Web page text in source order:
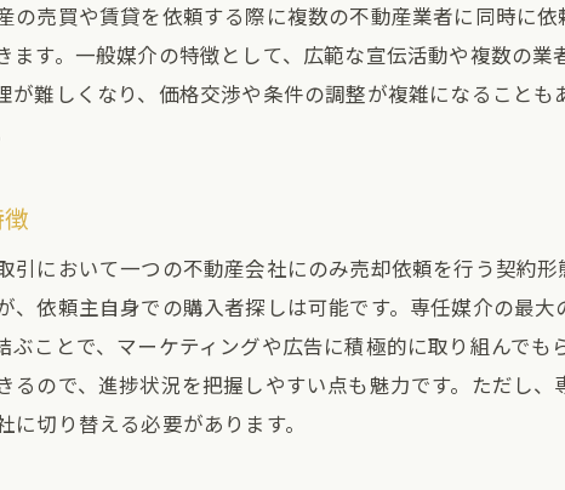
専任媒介契約のメリットとデメリ
名古屋市の市場特性を踏まえた媒
複数のエージェントとの連携メリ
成功する不動産取引のための計画
名古屋市の不動産市場の動向を把
媒介契約を選ぶ際の注意点
不動産エージェントとのコミュニ
の売買や賃貸を依頼する際に複数の不動産業者に同時に
ます。一般媒介の特徴として、広範な宣伝活動や複数の
が難しくなり、価格交渉や条件の調整が複雑になること
引において一つの不動産会社にのみ売却依頼を行う契約
、依頼主自身での購入者探しは可能です。専任媒介の最
ぶことで、マーケティングや広告に積極的に取り組んで
るので、進捗状況を把握しやすい点も魅力です。ただし
切り替える必要があります。